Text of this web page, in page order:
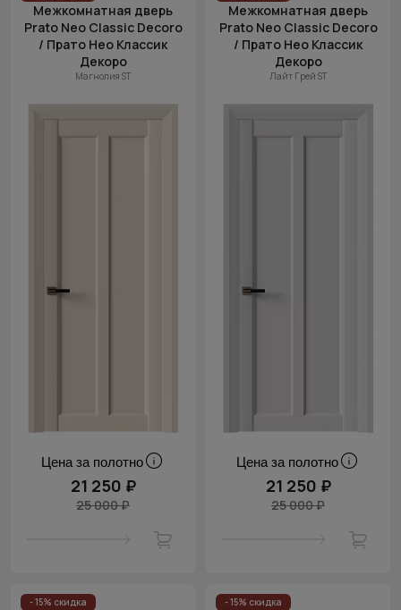
Межкомнатная дверь
Prato Neo Classic Decoro
/ Прато Нео Классик
Декоро
Магнолия ST
Цена за полотно
21 250 ₽
25 000 ₽
Межкомнатная дверь
Prato Neo Classic Decoro
/ Прато Нео Классик
Декоро
Лайт Грей ST
Цена за полотно
21 250 ₽
25 000 ₽
- 15% скидка - 15% скидка